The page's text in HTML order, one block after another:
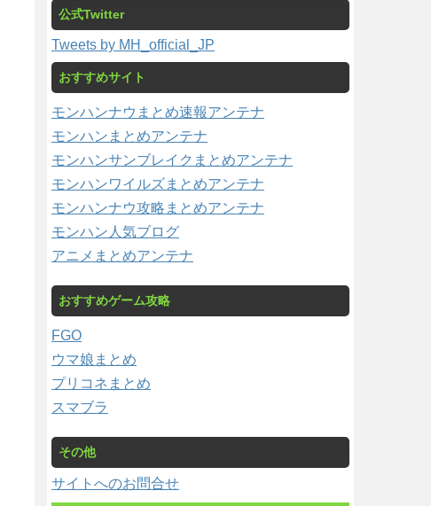
公式Twitter
Tweets by MH_official_JP
おすすめサイト
モンハンナウまとめ速報アンテナ
モンハンまとめアンテナ
モンハンサンブレイクまとめアンテナ
モンハンワイルズまとめアンテナ
モンハンナウ攻略まとめアンテナ
モンハン人気ブログ
アニメまとめアンテナ
おすすめゲーム攻略
FGO
ウマ娘まとめ
プリコネまとめ
スマブラ
その他
サイトへのお問合せ